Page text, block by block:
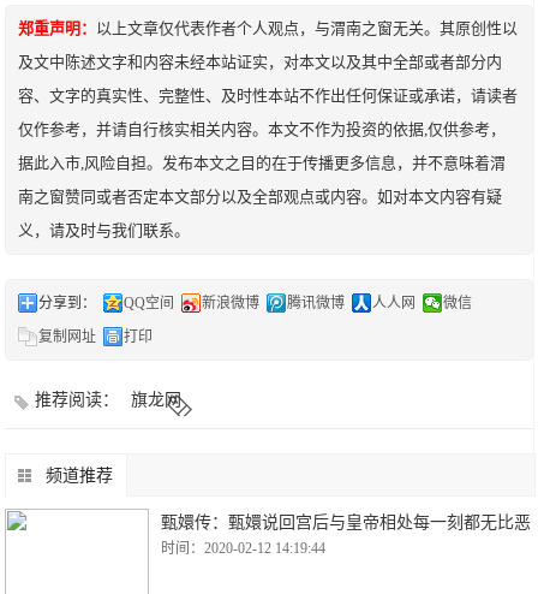
郑重声明： 以上文章仅代表作者个人观点，与渭南之窗无关。其原创性以
及文中陈述文字和内容未经本站证实，对本文以及其中全部或者部分内
容、文字的真实性、完整性、及时性本站不作出任何保证或承诺，请读者
仅作参考，并请自行核实相关内容。本文不作为投资的依据,仅供参考，
据此入市,风险自担。发布本文之目的在于传播更多信息，并不意味着渭
南之窗赞同或者否定本文部分以及全部观点或内容。如对本文内容有疑
义，请及时与我们联系。
分享到： QQ空间 新浪微博 腾讯微博 人人网
微信
复制网址
打印
推荐阅读： 旗龙网
频道推荐
甄嬛传：甄嬛说回宫后与皇帝相处每一刻都无比恶
时间：2020-02-12 14:19:44